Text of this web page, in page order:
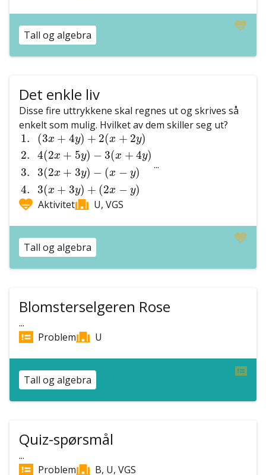
Tall og algebra
Det enkle liv
Disse fire uttrykkene skal regnes ut og skrives så
enkelt som mulig. Hvilket av dem skiller seg ut?
1.
(3x + 4y) + 2(x + 2y)
2.
4(2x + 5y) − 3(x + 4y)
3.
3(2x + 3y) − (x − y)
4.
3(x + 3y) + (2x − y)
1.(3x+4y)+2(x+2y)2.4(2x+5y)−3(x+ 4y)3.3
...
Aktivitet U, VGS
Tall og algebra
Blomsterselgeren Rose
...
Problem
U
Tall og algebra
Quiz-spørsmål
...
Problem
B, U, VGS